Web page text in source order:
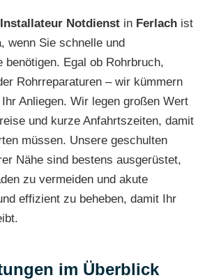
Installateur Notdienst in Ferlach ist
wenn Sie schnelle und
benötigen. Egal ob Rohrbruch,
Rohrreparaturen – wir kümmern
Anliegen. Wir legen großen Wert
und kurze Anfahrtszeiten, damit
müssen. Unsere geschulten
Nähe sind bestens ausgerüstet,
zu vermeiden und akute
effizient zu beheben, damit Ihr
im Überblick